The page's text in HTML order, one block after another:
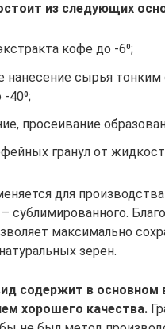
из следующих
кофе до -6⁰;
сырья тонким
40⁰;
просеивание
гранул от
для
сублимированного.
максимально
зерен.
содержит в основном
хорошего качества.